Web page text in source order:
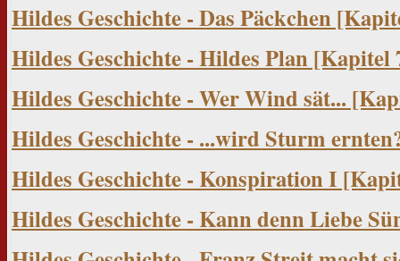
Hildes Geschichte - Das Päckchen
Hildes Geschichte - Hildes Plan [Kapitel
Hildes Geschichte - Wer Wind sät...
Hildes Geschichte - ...wird Sturm
Hildes Geschichte - Konspiration I
Hildes Geschichte - Kann denn Liebe